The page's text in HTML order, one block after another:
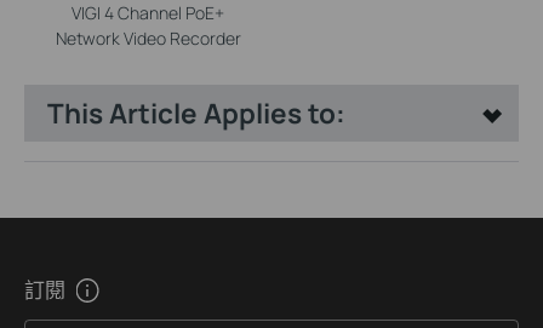
VIGI 4 Channel PoE+
Network Video Recorder
This Article Applies to:
訂閱